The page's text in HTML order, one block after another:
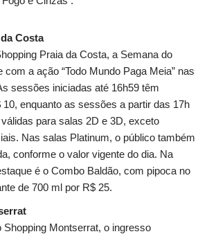
Costa
Praia da Costa, a Semana do
a ação “Todo Mundo Paga Meia” nas
sessões iniciadas até 16h59 têm
enquanto as sessões a partir das 17h
para salas 2D e 3D, exceto
Nas salas Platinum, o público também
conforme o valor vigente do dia. Na
é o Combo Baldão, com pipoca no
de 700 ml por R$ 25.
Shopping Montserrat, o ingresso